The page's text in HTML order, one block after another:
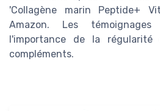
'Collagène marin Peptide+
Amazon. Les
l'importance de la
compléments.